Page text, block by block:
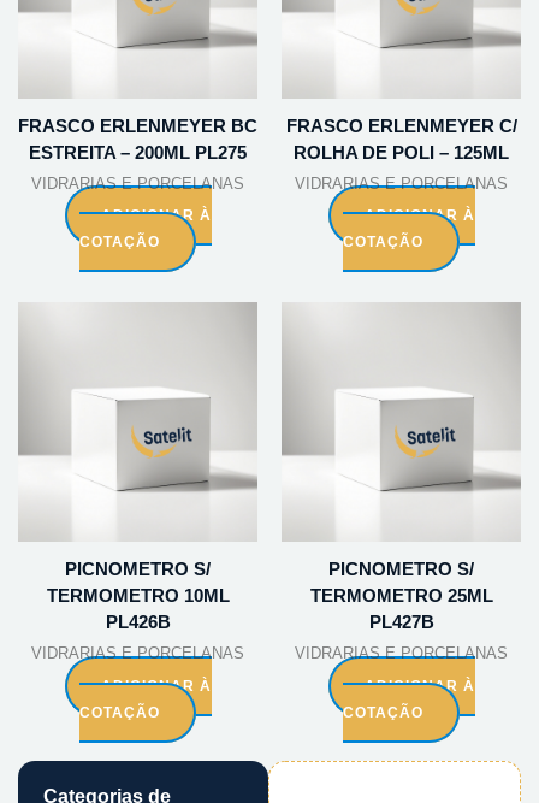
Categorias de
FRASCO ERLENMEYER BC
ESTREITA – 200ML PL275
VIDRARIAS E PORCELANAS
ADICIONAR À
COTAÇÃO
FRASCO ERLENMEYER C/
ROLHA DE POLI – 125ML
VIDRARIAS E PORCELANAS
ADICIONAR À
COTAÇÃO
PICNOMETRO S/
TERMOMETRO 10ML
PL426B
VIDRARIAS E PORCELANAS
ADICIONAR À
COTAÇÃO
PICNOMETRO S/
TERMOMETRO 25ML
PL427B
VIDRARIAS E PORCELANAS
ADICIONAR À
COTAÇÃO